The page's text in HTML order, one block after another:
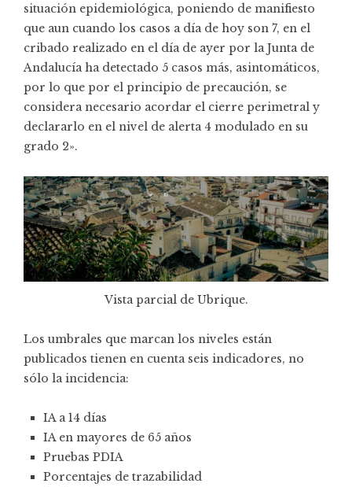
situación epidemiológica, poniendo de manifiesto
que aun cuando los casos a día de hoy son 7, en el
cribado realizado en el día de ayer por la Junta de
Andalucía ha detectado 5 casos más, asintomáticos,
por lo que por el principio de precaución, se
considera necesario acordar el cierre perimetral y
declararlo en el nivel de alerta 4 modulado en su
grado 2».
Vista parcial de Ubrique.
Los umbrales que marcan los niveles están
publicados tienen en cuenta seis indicadores, no
sólo la incidencia:
IA a 14 días
IA en mayores de 65 años
Pruebas PDIA
Porcentajes de trazabilidad